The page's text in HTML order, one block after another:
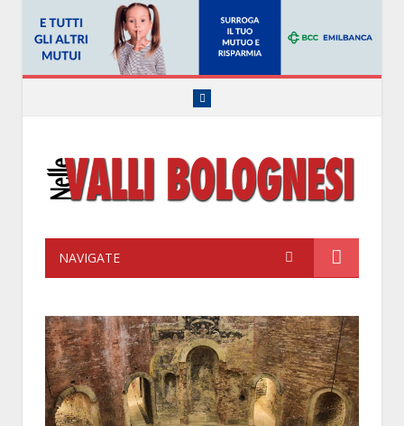
Facebook
NAVIGATE